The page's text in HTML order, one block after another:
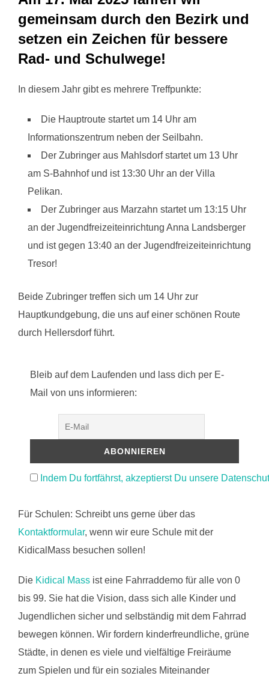
gemeinsam durch den Bezirk und
setzen ein Zeichen für bessere
Rad- und Schulwege!
In diesem Jahr gibt es mehrere Treffpunkte:
Die Hauptroute startet um 14 Uhr am
Informationszentrum neben der Seilbahn.
Der Zubringer aus Mahlsdorf startet um 13 Uhr
am S-Bahnhof und ist 13:30 Uhr an der Villa
Pelikan.
Der Zubringer aus Marzahn startet um 13:15 Uhr
an der Jugendfreizeiteinrichtung Anna Landsberger
und ist gegen 13:40 an der Jugendfreizeiteinrichtung
Tresor!
Beide Zubringer treffen sich um 14 Uhr zur
Hauptkundgebung, die uns auf einer schönen Route
durch Hellersdorf führt.
Bleib auf dem Laufenden und lass dich per E-
Mail von uns informieren:
Indem Du fortfährst, akzeptierst Du unsere
Für Schulen: Schreibt uns gerne über das
Kontaktformular, wenn wir eure Schule mit der
KidicalMass besuchen sollen!
Die Kidical Mass ist eine Fahrraddemo für alle von 0
bis 99. Sie hat die Vision, dass sich alle Kinder und
Jugendlichen sicher und selbständig mit dem Fahrrad
bewegen können. Wir fordern kinderfreundliche, grüne
Städte, in denen es viele und vielfältige Freiräume
zum Spielen und für ein soziales Miteinander